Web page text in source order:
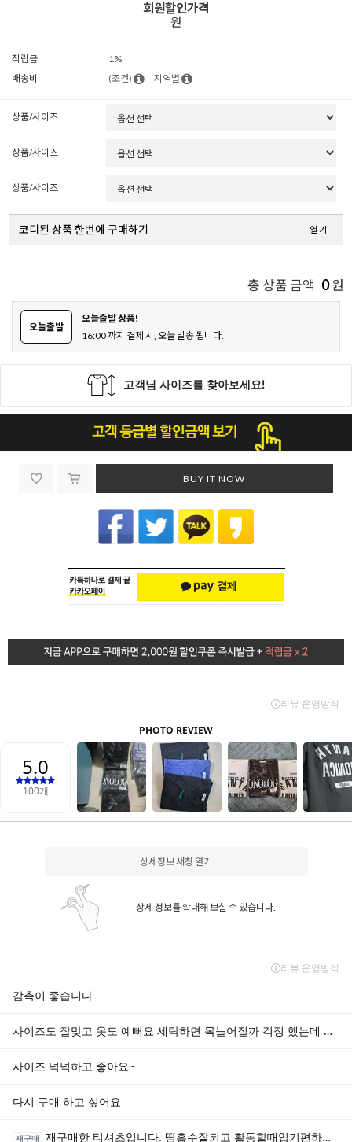
회원할인가격
원
적립금
1%
배송비
(조건) 지역별
상품/사이즈
상품/사이즈
상품/사이즈
코디된 상품 한번에 구매하기 열기
총 상품 금액 0원
오늘출발
오늘출발 상품!
16:00 까지 결제 시, 오늘 발송 됩니다.
BUY IT NOW
상세정보 새창 열기
상세 정보를 확대해 보실 수 있습니다.